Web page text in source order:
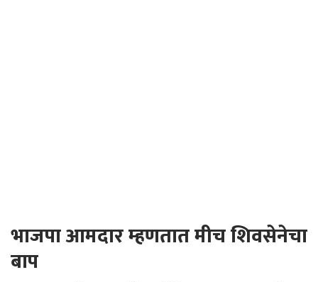
भाजपा आमदार म्हणतात मीच शिवसेनेचा
बाप